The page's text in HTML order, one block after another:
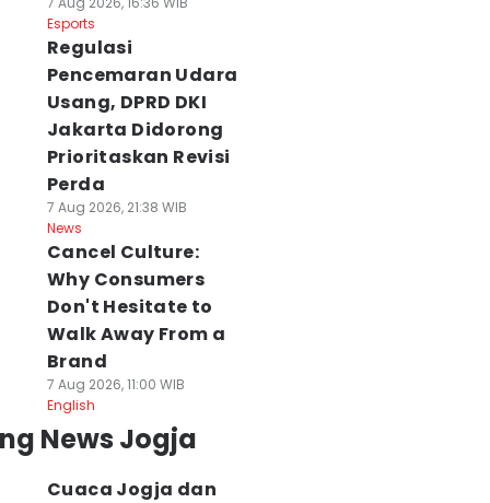
Esports
Regulasi
Pencemaran Udara
Usang, DPRD DKI
Jakarta Didorong
Prioritaskan Revisi
Perda
7 Aug 2026, 21:38 WIB
News
Cancel Culture:
Why Consumers
Don't Hesitate to
Walk Away From a
Brand
7 Aug 2026, 11:00 WIB
English
News Jogja
Cuaca Jogja dan